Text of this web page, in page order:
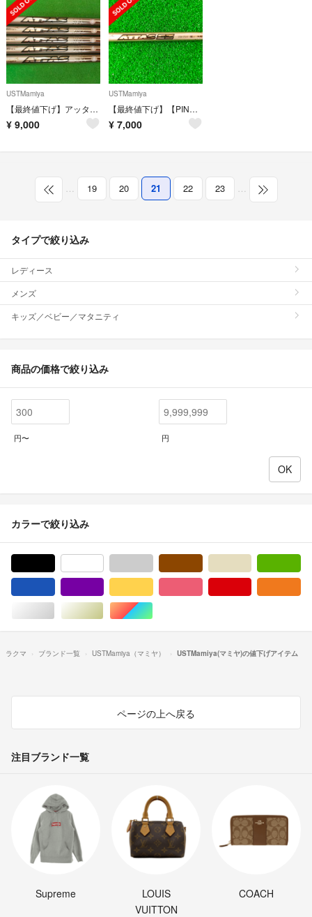
USTMamiya
【最終値下げ】アッタス アイアン 10S 5本セット
¥ 9,000
USTMamiya
【最終値下げ】【PINGスリーブ】アッタス EZ 350 75X 4HB
¥ 7,000
… 19 20 21 22 23 …
タイプで絞り込み
レディース
メンズ
キッズ／ベビー／マタニティ
商品の価格で絞り込み
円〜 円
カラーで絞り込み
シルバー/銀色系ゴールド/金色系マルチカラー
ラクマ ブランド一覧 USTMamiya（マミヤ） USTMamiya(マミヤ)の値下げアイテム
ページの上へ戻る
注目ブランド一覧
Supreme
LOUIS
VUITTON
COACH